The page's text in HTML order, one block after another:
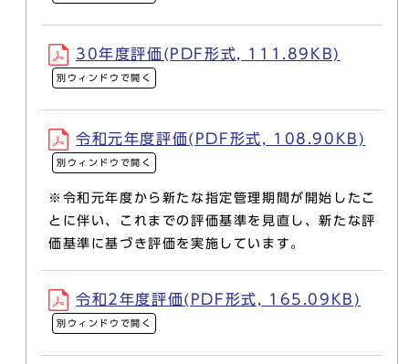
30年度評価(PDF形式, 111.89KB)
別ウィンドウで開く
令和元年度評価(PDF形式, 108.90KB)
別ウィンドウで開く
※令和元年度から新たな指定管理期間が開始したこ
とに伴い、これまでの評価基準を見直し、新たな評
価基準に基づき評価を実施しています。
令和2年度評価(PDF形式, 165.09KB)
別ウィンドウで開く